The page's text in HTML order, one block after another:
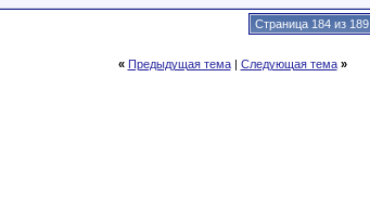
Страница 184 из 189
« Предыдущая тема| Следующая тема »